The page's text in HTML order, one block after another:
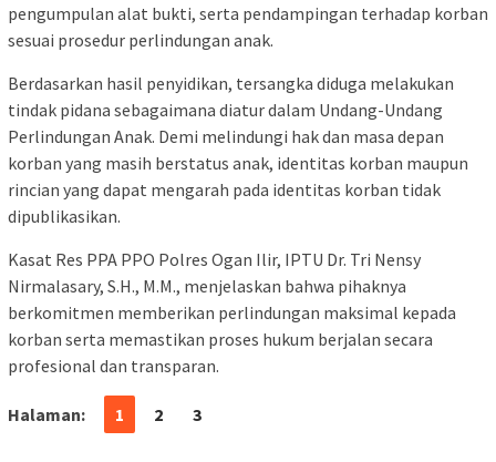
pengumpulan alat bukti, serta pendampingan terhadap korban
sesuai prosedur perlindungan anak.
Berdasarkan hasil penyidikan, tersangka diduga melakukan
tindak pidana sebagaimana diatur dalam Undang-Undang
Perlindungan Anak. Demi melindungi hak dan masa depan
korban yang masih berstatus anak, identitas korban maupun
rincian yang dapat mengarah pada identitas korban tidak
dipublikasikan.
Kasat Res PPA PPO Polres Ogan Ilir, IPTU Dr. Tri Nensy
Nirmalasary, S.H., M.M., menjelaskan bahwa pihaknya
berkomitmen memberikan perlindungan maksimal kepada
korban serta memastikan proses hukum berjalan secara
profesional dan transparan.
Halaman: 1 2 3